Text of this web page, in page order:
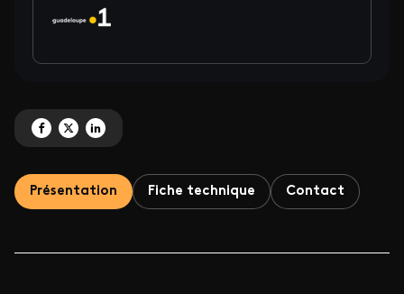
Partagez 'Kaboul' sur Facebook
Partagez 'Kaboul' sur X
Partagez 'Kaboul' sur LinkedIn
Présentation Fiche technique Contact